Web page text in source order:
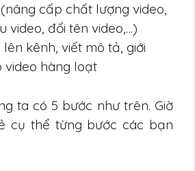
cấp chất lượng video,
video, đổi tên video,…)
kênh, viết mô tả, giới
video hàng loạt
ta có 5 bước như trên. Giờ
cụ thể từng bước các bạn